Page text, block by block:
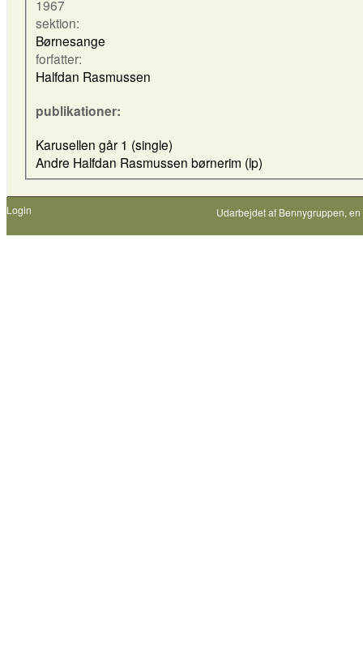
1967
sektion:
Børnesange
forfatter:
Halfdan Rasmussen
publikationer:
Karusellen går 1 (single)
Andre Halfdan Rasmussen børnerim (lp)
Login Udarbejdet af Bennygruppen,